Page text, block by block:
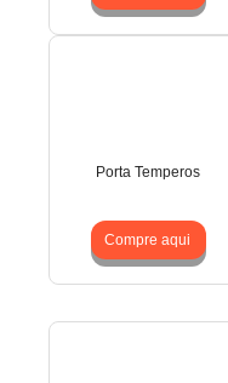
Porta Temperos
Compre aqui